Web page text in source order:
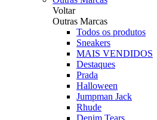
Voltar
Outras Marcas
Todos os produtos
Sneakers
MAIS VENDIDOS
Destaques
Prada
Halloween
Jumpman Jack
Rhude
Denim Tears